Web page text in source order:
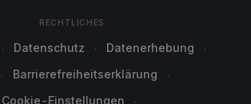
RECHTLICHES
Datenschutz
Datenerhebung
Barrierefreiheitserklärung
Cookie-Einstellungen